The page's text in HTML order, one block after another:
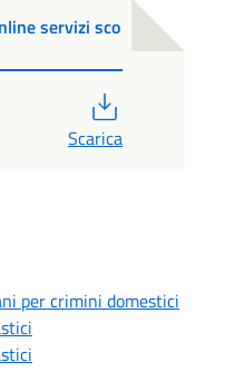
servizi sco
Scarica
per crimini domestici